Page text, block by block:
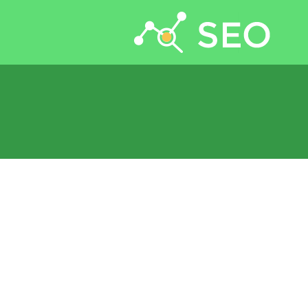
جستجو برای: